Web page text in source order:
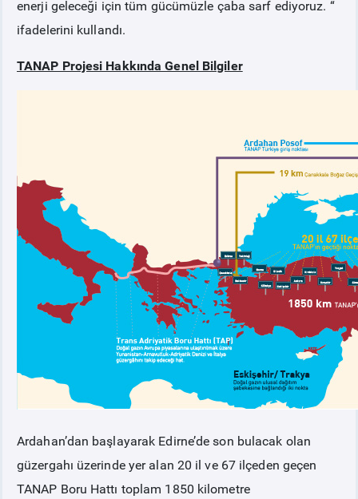
enerji geleceği için tüm gücümüzle çaba sarf ediyoruz. “
ifadelerini kullandı.
TANAP Projesi Hakkında Genel Bilgiler
Ardahan’dan başlayarak Edirne’de son bulacak olan
güzergahı üzerinde yer alan 20 il ve 67 ilçeden geçen
TANAP Boru Hattı toplam 1850 kilometre